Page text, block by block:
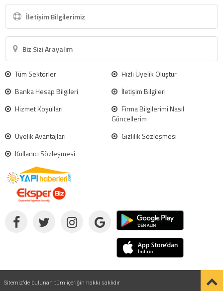
İletişim Bilgilerimiz
Biz Sizi Arayalım
Tüm Sektörler
Hızlı Üyelik Oluştur
Banka Hesap Bilgileri
İletişim Bilgileri
Hizmet Koşulları
Firma Bilgilerimi Nasıl
Güncellerim
Üyelik Avantajları
Gizlilik Sözleşmesi
Kullanıcı Sözleşmesi
Sitemiz'de bulunan tüm içeriğin hakkı saklıdır